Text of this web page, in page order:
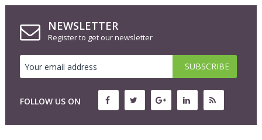
NEWSLETTER
Register to get our newsletter
FOLLOW US ON